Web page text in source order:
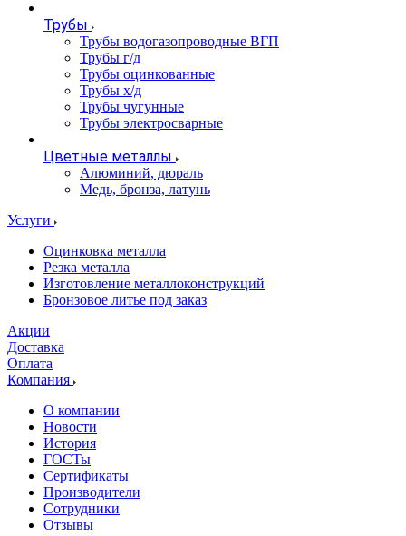
Трубы
Трубы водогазопроводные ВГП
Трубы г/д
Трубы оцинкованные
Трубы х/д
Трубы чугунные
Трубы электросварные
Цветные металлы
Алюминий, дюраль
Медь, бронза, латунь
Услуги
Оцинковка металла
Резка металла
Изготовление металлоконструкций
Бронзовое литье под заказ
Акции
Доставка
Оплата
Компания
О компании
Новости
История
ГОСТы
Сертификаты
Производители
Сотрудники
Отзывы